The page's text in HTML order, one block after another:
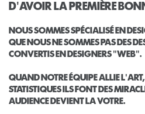
D'AVOIR LA PREMIÈRE
NOUS SOMMES SPÉCIALISÉ EN
QUE NOUS NE SOMMES PAS DES
CONVERTIS EN DESIGNERS "WEB".
QUAND NOTRE ÉQUIPE ALLIE
STATISTIQUES ILS FONT DES
AUDIENCE DEVIENT LA VOTRE.